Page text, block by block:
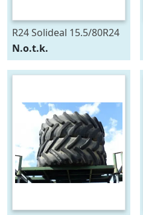
R24 Solideal 15.5/80R24
N.o.t.k.